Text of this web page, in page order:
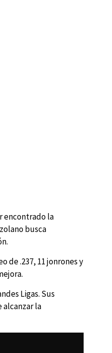
encontrado la
busca
de .237, 11 jonrones y
Ligas. Sus
alcanzar la